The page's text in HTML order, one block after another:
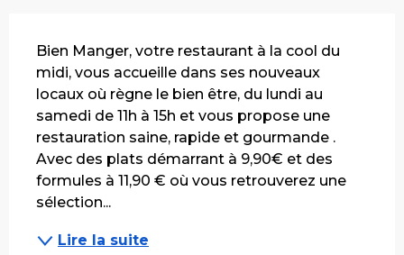
Bien Manger, votre restaurant à la cool du
midi, vous accueille dans ses nouveaux
locaux où règne le bien être, du lundi au
samedi de 11h à 15h et vous propose une
restauration saine, rapide et gourmande .
Avec des plats démarrant à 9,90€ et des
formules à 11,90 € où vous retrouverez une
sélection...
Lire la suite